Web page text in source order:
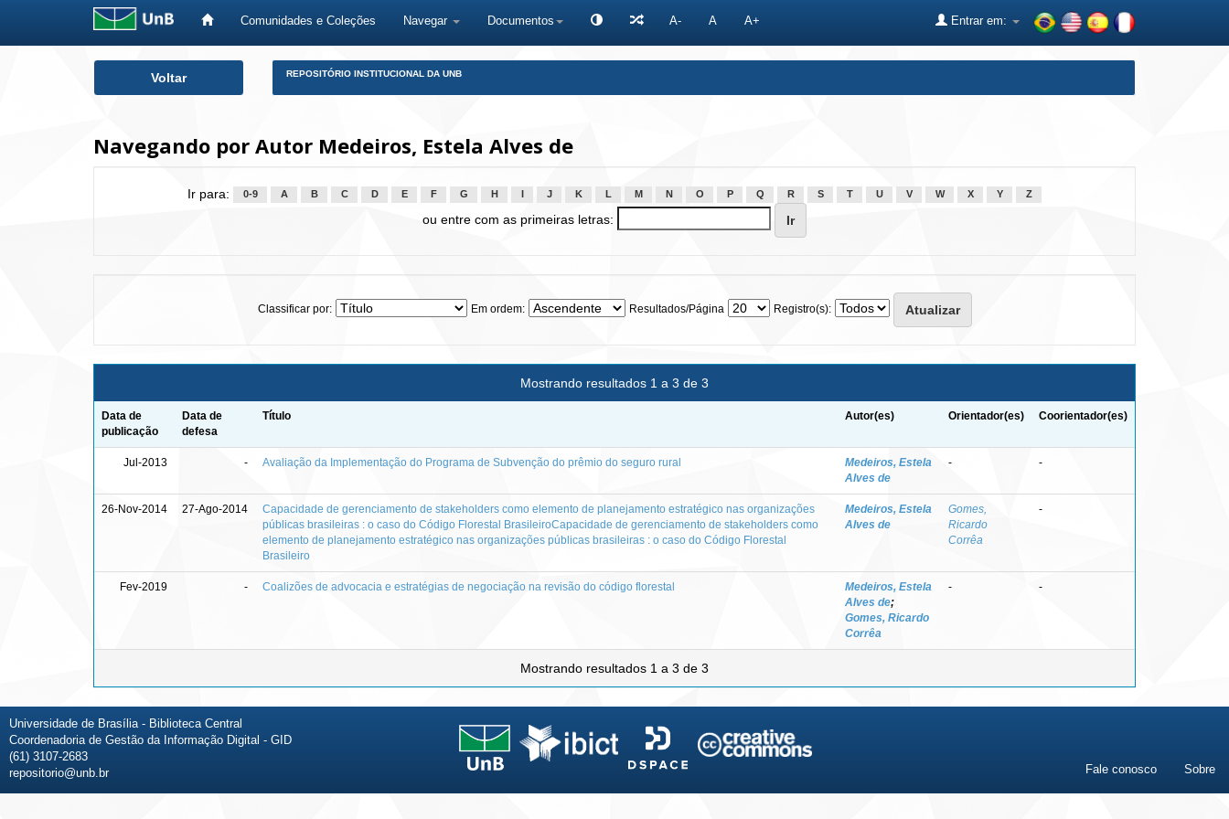
Comunidades e Coleções Navegar Documentos A- A A+ Entrar em:
Voltar REPOSITÓRIO INSTITUCIONAL DA UNB
Navegando por Autor Medeiros, Estela Alves de
Ir para: 0-9 A B C D E F G H J K L M N O P Q R S T U V W X Y Z
ou entre com as primeiras letras:
Classificar por: Em ordem: Resultados/Página Registro(s):
Mostrando resultados 1 a 3 de 3
Data de
publicação
Data de
defesa
Título Autor(es) Orientador(es) Coorientador(es)
Jul-2013 - Avaliação da Implementação do Programa de Subvenção do prêmio do seguro rural
Medeiros, Estela
Alves de
- -
26-Nov-2014 27-Ago-2014
Capacidade de gerenciamento de stakeholders como elemento de planejamento estratégico nas organizações
públicas brasileiras : o caso do Código Florestal BrasileiroCapacidade de gerenciamento de stakeholders como
elemento de planejamento estratégico nas organizações públicas brasileiras : o caso do Código Florestal
Brasileiro
Medeiros, Estela
Alves de
Gomes,
Ricardo
Corrêa
-
Fev-2019 - Coalizões de advocacia e estratégias de negociação na revisão do código florestal
Medeiros, Estela
Alves de;
Gomes, Ricardo
Corrêa
- -
Mostrando resultados 1 a 3 de 3
Universidade de Brasília - Biblioteca Central
Coordenadoria de Gestão da Informação Digital - GID
(61) 3107-2683
repositorio@unb.br
Fale conosco Sobre